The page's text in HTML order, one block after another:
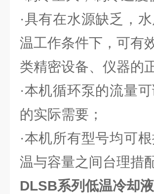
·具有在水源缺乏，
温工作条件下，可有
类精密设备、仪器的
·本机循环泵的流量
的实际需要；
·本机所有型号均可
温与容量之间台理措配
DLSB系列低温冷却